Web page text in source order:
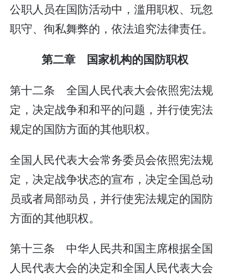
公职人员在国防活动中，滥用职权、玩忽
职守、徇私舞弊的，依法追究法律责任。
第二章 国家机构的国防职权
第十二条 全国人民代表大会依照宪法规
定，决定战争和和平的问题，并行使宪法
规定的国防方面的其他职权。
全国人民代表大会常务委员会依照宪法规
定，决定战争状态的宣布，决定全国总动
员或者局部动员，并行使宪法规定的国防
方面的其他职权。
第十三条 中华人民共和国主席根据全国
人民代表大会的决定和全国人民代表大会